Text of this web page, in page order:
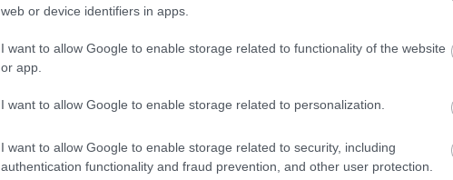
web or device identifiers in apps.
I want to allow Google to enable storage related to functionality of the website
or app.
I want to allow Google to enable storage related to personalization.
I want to allow Google to enable storage related to security, including
authentication functionality and fraud prevention, and other user protection.
Javított
SEO